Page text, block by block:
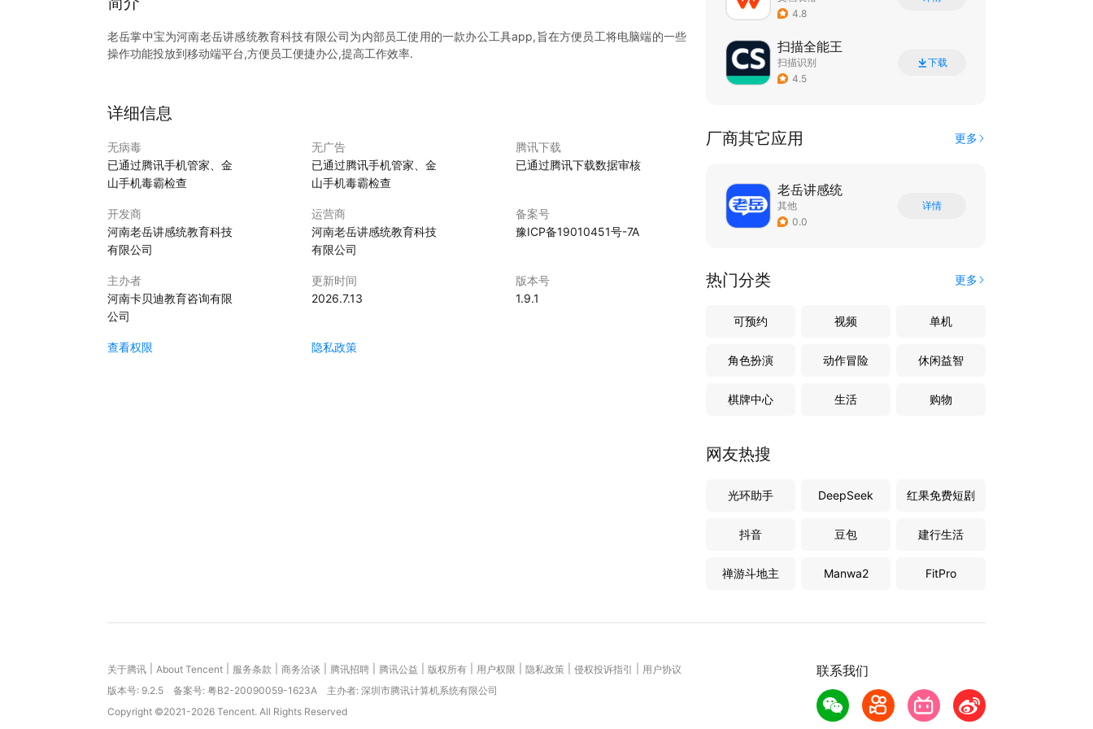
老岳掌中宝为河南老岳讲感统教育科技有限公司为内部员工使用的一款办公工具app,旨在方便员工将电脑端的一些
操作功能投放到移动端平台,方便员工便捷办公,提高工作效率.
详细信息
无病毒
已通过腾讯手机管家、金
山手机毒霸检查
无广告
已通过腾讯手机管家、金
山手机毒霸检查
腾讯下载
已通过腾讯下载数据审核
开发商
河南老岳讲感统教育科技
有限公司
运营商
河南老岳讲感统教育科技
有限公司
备案号
豫ICP备19010451号-7A
主办者
河南卡贝迪教育咨询有限
公司
更新时间
2026.7.13
版本号
1.9.1
查看权限 隐私政策
4.8
扫描全能王
扫描识别
4.5
下载
厂商其它应用 更多
老岳讲感统
其他
0.0
详情
热门分类 更多
可预约 视频 单机
角色扮演 动作冒险 休闲益智
棋牌中心 生活 购物
网友热搜
光环助手 DeepSeek 红果免费短剧
抖音 豆包 建行生活
禅游斗地主 Manwa2 FitPro
联系我们
关于腾讯 About Tencent 服务条款 商务洽谈 腾讯招聘 腾讯公益 版权所有 用户权限 隐私政策 侵权投诉指引
用户协议
版本号: 9.2.5 备案号: 粤B2-20090059-1623A
主办者: 深圳市腾讯计算机系统有限公司
Copyright ©2021-2026 Tencent. All Rights Reserved